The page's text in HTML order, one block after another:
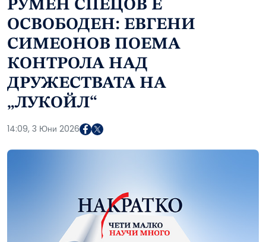
РУМЕН СПЕЦОВ Е
ОСВОБОДЕН: ЕВГЕНИ
СИМЕОНОВ ПОЕМА
КОНТРОЛА НАД
ДРУЖЕСТВАТА НА
„ЛУКОЙЛ“
14:09, 3 Юни 2026